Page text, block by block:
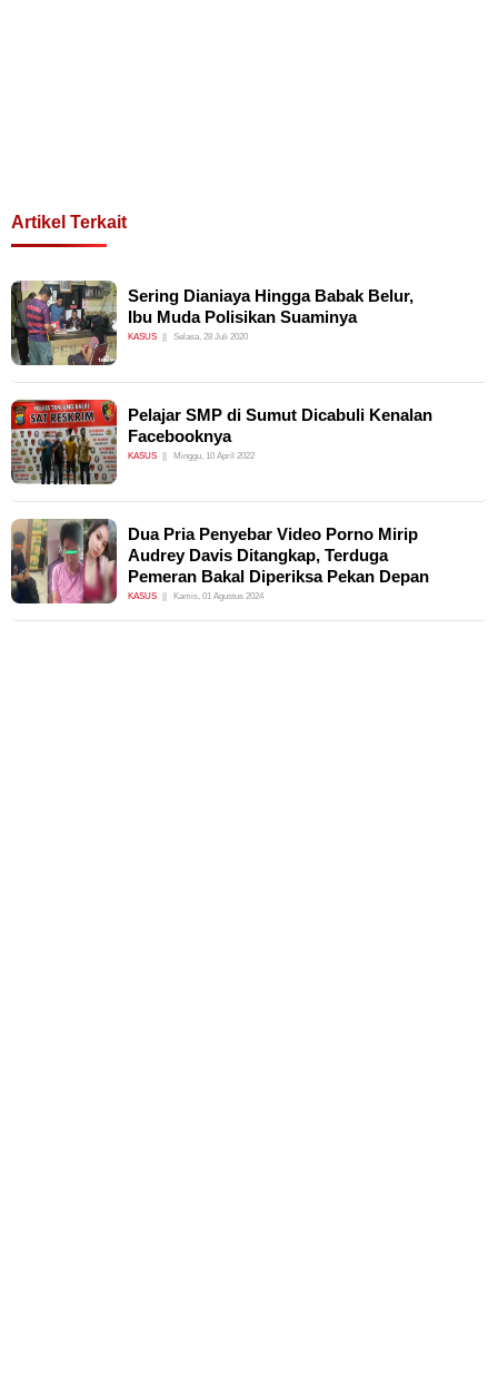
Artikel Terkait
Sering Dianiaya Hingga Babak Belur,
Ibu Muda Polisikan Suaminya
KASUS Selasa, 28 Juli 2020
Pelajar SMP di Sumut Dicabuli Kenalan
Facebooknya
KASUS Minggu, 10 April 2022
Dua Pria Penyebar Video Porno Mirip
Audrey Davis Ditangkap, Terduga
Pemeran Bakal Diperiksa Pekan Depan
KASUS Kamis, 01 Agustus 2024